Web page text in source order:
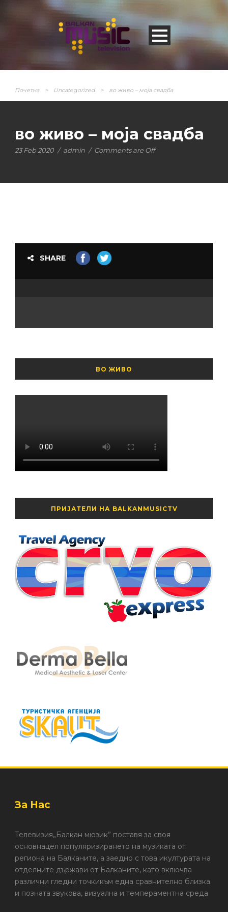
Почетна > Uncategorized > во живо – моја свадба
во живо – моја свадба
23 Feb 2020 / admin / Comments are Off
SHARE
ВО ЖИВО
ПРИЈАТЕЛИ НА BALKANMUSICTV
За Нас
Телевизия„Балкан мюзик” поставя за своя
основнацел популяризирането на музиката от
региона на Балканите, а заедно с това икултурата на
отделните държави от Балканите, като включва
различни гледни точкикъм една сравнително близка
и позната звукова, визуална и темпераментна среда